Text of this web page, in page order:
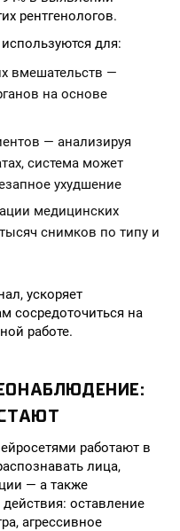
рентгенологов.
для:
вмешательств —
на основе
— анализируя
система может
ухудшение
медицинских
снимков по типу и
ускоряет
сосредоточиться на
работе.
работают в
лица,
— а также
оставление
агрессивное